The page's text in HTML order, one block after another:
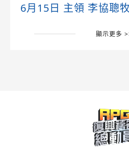
6月15日 主領 李協聰
顯示更多